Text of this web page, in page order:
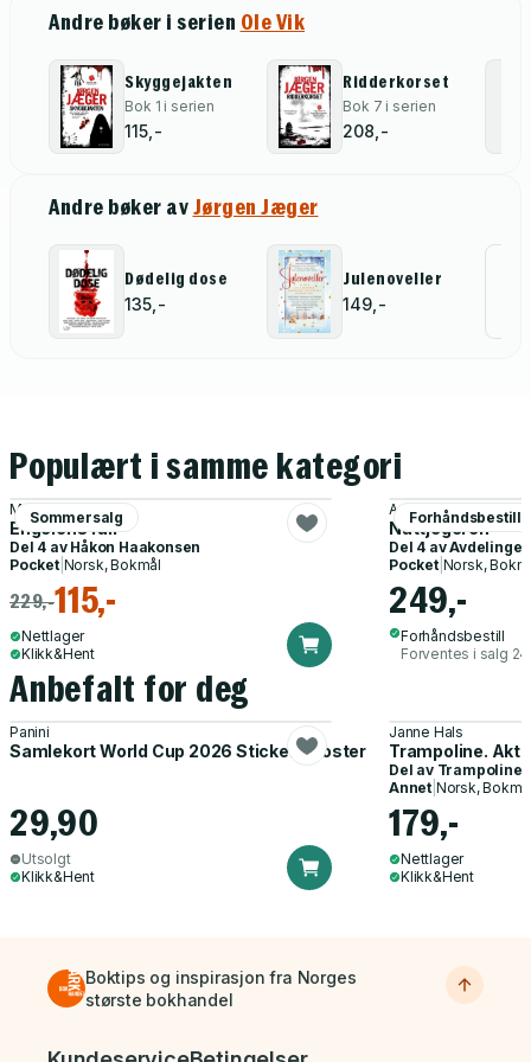
Andre bøker i serien Ole Vik
Skyggejakten
Bok 1 i serien
115,-
Ridderkorset
Bok 7 i serien
208,-
Andre bøker avJørgen Jæger
Dødelig dose
135,-
Julenoveller
149,-
Populært i samme kategori
Sommersalg
Myriam H. Bjerkli
Engelens fall
Del 4 av Håkon Haakonsen
Pocket| Norsk, Bokmål
229,-115,-
Nettlager
Klikk&Hent
Forhåndsbestill
Anders De la Motte
Nattjegeren
Del 4 av
Pocket| Norsk,
249,-
Forhåndsbestill
Forventes i salg
Anbefalt for deg
Panini
Samlekort World Cup 2026 Sticker Booster
29,90
Utsolgt
Klikk&Hent
Janne Hals
Trampoline.
Del av Trampoline
Annet| Norsk,
179,-
Nettlager
Klikk&Hent
Boktips og inspirasjon fra Norges
største bokhandel
Bunnmeny